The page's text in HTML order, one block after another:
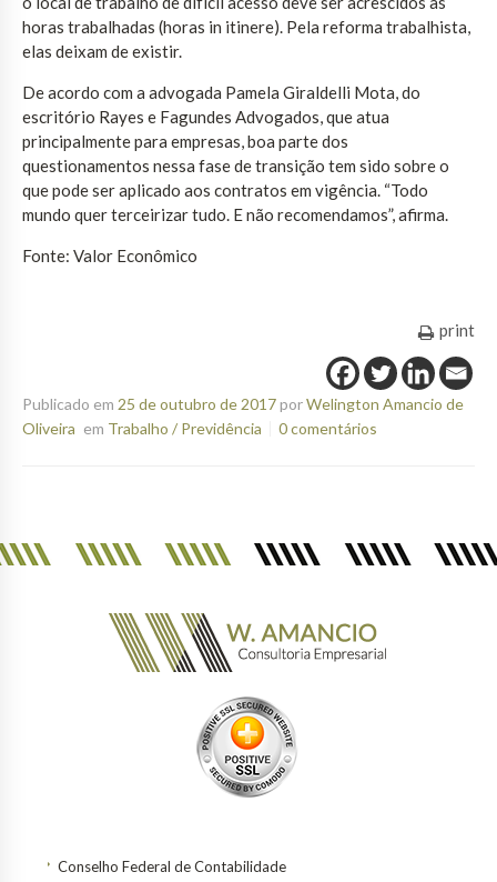
horas trabalhadas (horas in itinere). Pela reforma trabalhista,
elas deixam de existir.
De acordo com a advogada Pamela Giraldelli Mota, do
escritório Rayes e Fagundes Advogados, que atua
principalmente para empresas, boa parte dos
questionamentos nessa fase de transição tem sido sobre o
que pode ser aplicado aos contratos em vigência. “Todo
mundo quer terceirizar tudo. E não recomendamos”, afirma.
Fonte: Valor Econômico
print
Publicado em 25 de outubro de 2017porWelington Amancio de
Oliveira em Trabalho / Previdência 0 comentários
Conselho Federal de Contabilidade